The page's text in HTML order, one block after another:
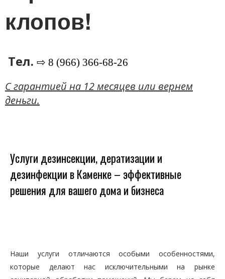
клопов!
Тел. ⇨ 8 (966) 366-68-26
C гарантией на 12 месяцев или вернем
деньги.
Услуги дезинсекции, дератизации и
дезинфекции в Каменке – эффективные
решения для вашего дома и бизнеса
Наши услуги отличаются особыми особенностями,
которые делают нас исключительными на рынке